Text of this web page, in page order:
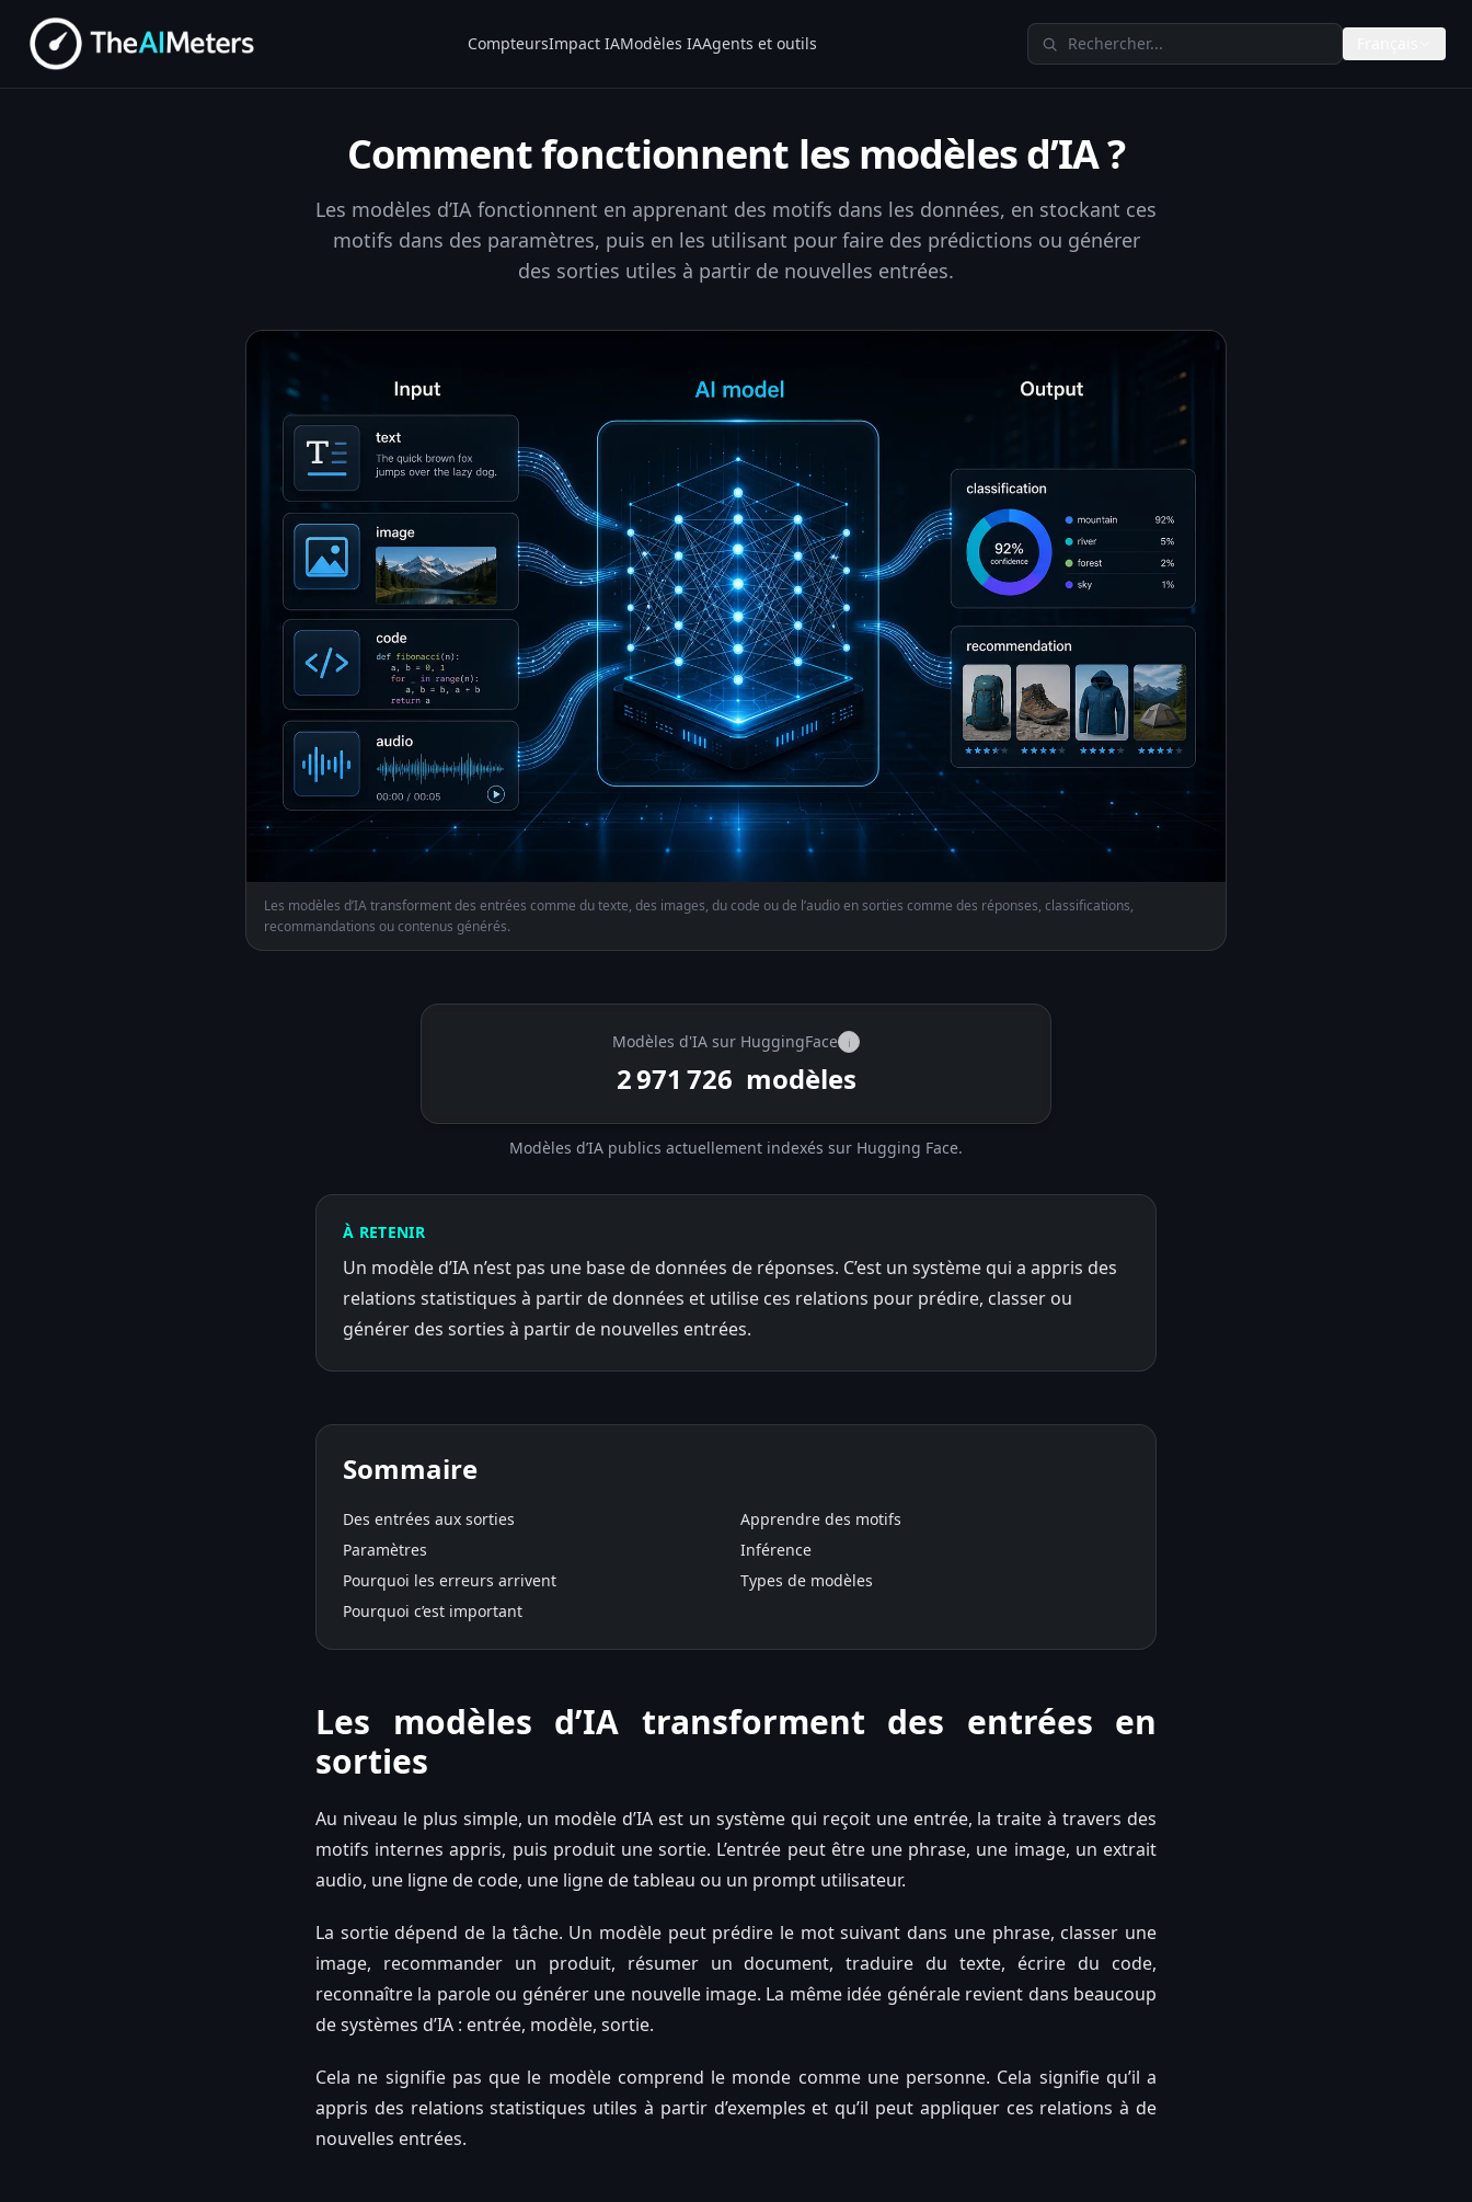
CompteursImpact IAModèles IAAgents et outils Rechercher sur TheAIMeters
Comment fonctionnent les modèles d’IA ?
Les modèles d’IA fonctionnent en apprenant des motifs dans les données, en stockant ces
motifs dans des paramètres, puis en les utilisant pour faire des prédictions ou générer
des sorties utiles à partir de nouvelles entrées.
Les modèles d’IA transforment des entrées comme du texte, des images, du code ou de l’audio en sorties comme des réponses, classifications,
recommandations ou contenus générés.
Modèles d'IA sur HuggingFace i
2 971 726 modèles
Modèles d’IA publics actuellement indexés sur Hugging Face.
À RETENIR
Un modèle d’IA n’est pas une base de données de réponses. C’est un système qui a appris des
relations statistiques à partir de données et utilise ces relations pour prédire, classer ou
générer des sorties à partir de nouvelles entrées.
Sommaire
Des entrées aux sorties
Apprendre des motifs
Paramètres
Inférence
Pourquoi les erreurs arrivent
Types de modèles
Pourquoi c’est important
Les modèles d’IA transforment des entrées en
sorties
Au niveau le plus simple, un modèle d’IA est un système qui reçoit une entrée, la traite à travers des
motifs internes appris, puis produit une sortie. L’entrée peut être une phrase, une image, un extrait
audio, une ligne de code, une ligne de tableau ou un prompt utilisateur.
La sortie dépend de la tâche. Un modèle peut prédire le mot suivant dans une phrase, classer une
image, recommander un produit, résumer un document, traduire du texte, écrire du code,
reconnaître la parole ou générer une nouvelle image. La même idée générale revient dans beaucoup
de systèmes d’IA : entrée, modèle, sortie.
Cela ne signifie pas que le modèle comprend le monde comme une personne. Cela signifie qu’il a
appris des relations statistiques utiles à partir d’exemples et qu’il peut appliquer ces relations à de
nouvelles entrées.